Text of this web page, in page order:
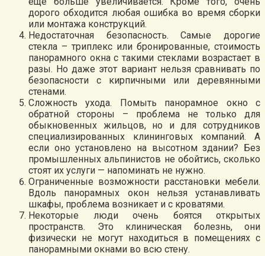
дорого обходится любая ошибка во время сборки
или монтажа конструкций.
Недостаточная безопасность. Самые дорогие
стекла – триплекс или бронированные, стоимость
панорамного окна с такими стеклами возрастает в
разы. Но даже этот вариант нельзя сравнивать по
безопасности с кирпичными или деревянными
стенами.
Сложность ухода. Помыть панорамное окно с
обратной стороны – проблема не только для
обыкновенных жильцов, но и для сотрудников
специализированных клининговых компаний. А
если оно установлено на высотном здании? Без
промышленных альпинистов не обойтись, сколько
стоят их услуги — напоминать не нужно.
Ограниченные возможности расстановки мебели.
Вдоль панорамных окон нельзя устанавливать
шкафы, проблема возникает и с кроватями.
Некоторые люди очень боятся открытых
пространств. Это клиническая болезнь, они
физически не могут находиться в помещениях с
панорамными окнами во всю стену.